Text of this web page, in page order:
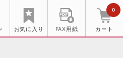
お気に入り FAX用紙 カート
0